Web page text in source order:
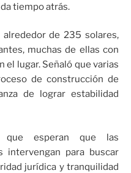
tiempo atrás.
de 235 solares,
muchas de ellas con
el lugar. Señaló que varias
de construcción de
de lograr estabilidad
que esperan que las
intervengan para buscar
jurídica y tranquilidad